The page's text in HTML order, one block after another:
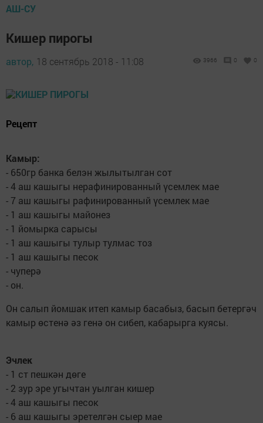
АШ-СУ
Кишер пирогы
автор, 18 сентябрь 2018 - 11:08 3966 0 0
Рецепт
Камыр:
- 650гр банка белэн жылытылган сот
- 4 аш кашыгы нерафинированный үсемлек мае
- 7 аш кашыгы рафинированный үсемлек мае
- 1 аш кашыгы майонез
- 1 йомырка сарысы
- 1 аш кашыгы тулыр тулмас тоз
- 1 аш кашыгы песок
- чуперә
- он.
Он салып йомшак итеп камыр басабыз, басып бетергәч
камыр өстенә әз генә он сибеп, кабарырга куясы.
Эчлек
- 1 ст пешкән дөге
- 2 зур эре угычтан уылган кишер
- 4 аш кашыгы песок
- 6 аш кашыгы эретелгән сыер мае